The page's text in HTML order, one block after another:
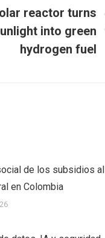
reactor turns
into green
hydrogen fuel
de los subsidios al
en Colombia